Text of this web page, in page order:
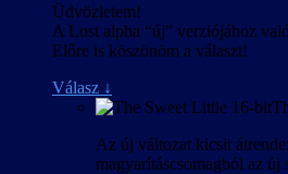
Üdvözletem!
A Lost alpha “új” verziójához
Előre is köszönöm a választ!
Válasz ↓
Az új változat kicsit
magyarításcsomagból az új